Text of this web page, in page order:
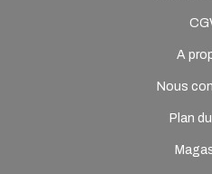
A
Nous
Plan